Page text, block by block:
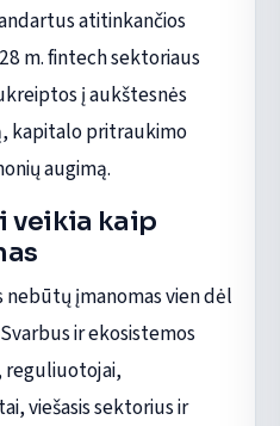
atitinkančios
m. fintech sektoriaus
į aukštesnės
kapitalo pritraukimo
augimą.
veikia kaip
įmanomas vien dėl
ir ekosistemos
reguliuotojai,
viešasis sektorius ir